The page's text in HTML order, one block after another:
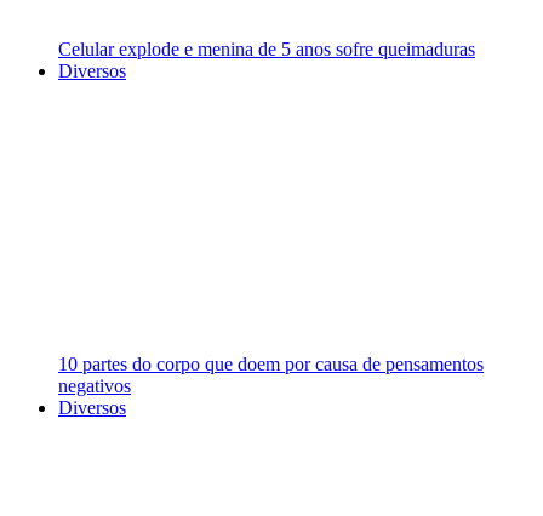
Celular explode e menina de 5 anos sofre queimaduras
Diversos
10 partes do corpo que doem por causa de pensamentos
negativos
Diversos